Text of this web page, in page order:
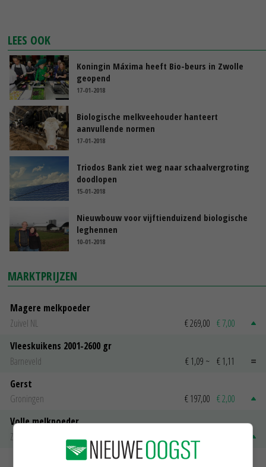
LEES OOK
Koningin Máxima heeft Bio-beurs in Zwolle
geopend
17-01-2018
Biologische melkveehouder hanteert
aanvullende normen
17-01-2018
Triodos Bank ziet weg naar schaalvergroting
doodlopen
15-01-2018
Nieuwbouw voor vijftienduizend biologische
leghennen
10-01-2018
MARKTPRIJZEN
Magere melkpoeder
Zuivel NL
€ 269,00 € 7,00
Vleeskuikens 2001-2600 gr
Barneveld
€ 1,09 ~ € 1,11
Gerst
Groningen
€ 197,00 € 2,00
Volle melkpoeder
Zuivel NL